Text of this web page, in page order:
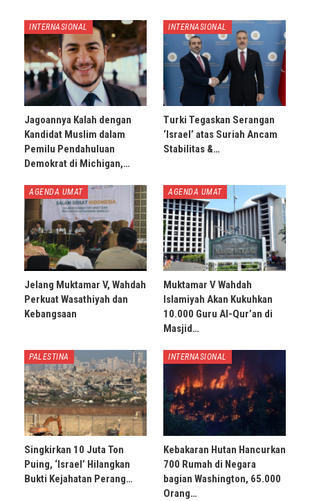
INTERNASIONAL
Jagoannya Kalah dengan
Kandidat Muslim dalam
Pemilu Pendahuluan
Demokrat di Michigan,…
INTERNASIONAL
Turki Tegaskan Serangan
‘Israel’ atas Suriah Ancam
Stabilitas &…
AGENDA UMAT
Jelang Muktamar V, Wahdah
Perkuat Wasathiyah dan
Kebangsaan
AGENDA UMAT
Muktamar V Wahdah
Islamiyah Akan Kukuhkan
10.000 Guru Al-Qur’an di
Masjid…
PALESTINA
Singkirkan 10 Juta Ton
Puing, ‘Israel’ Hilangkan
Bukti Kejahatan Perang…
INTERNASIONAL
Kebakaran Hutan Hancurkan
700 Rumah di Negara
bagian Washington, 65.000
Orang…